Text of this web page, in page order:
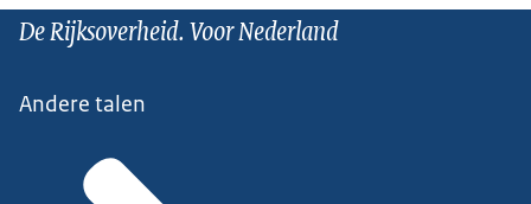
De Rijksoverheid. Voor Nederland
Andere talen